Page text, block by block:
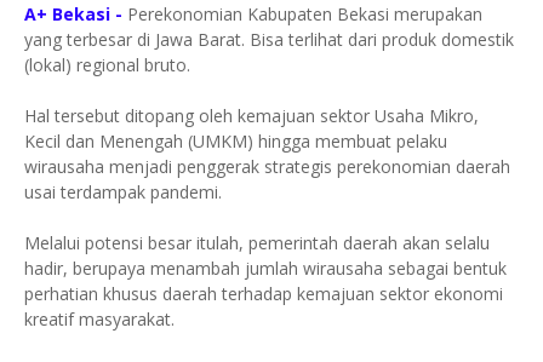
A+ Bekasi - Perekonomian Kabupaten Bekasi merupakan
yang terbesar di Jawa Barat. Bisa terlihat dari produk domestik
(lokal) regional bruto.
Hal tersebut ditopang oleh kemajuan sektor Usaha Mikro,
Kecil dan Menengah (UMKM) hingga membuat pelaku
wirausaha menjadi penggerak strategis perekonomian daerah
usai terdampak pandemi.
Melalui potensi besar itulah, pemerintah daerah akan selalu
hadir, berupaya menambah jumlah wirausaha sebagai bentuk
perhatian khusus daerah terhadap kemajuan sektor ekonomi
kreatif masyarakat.